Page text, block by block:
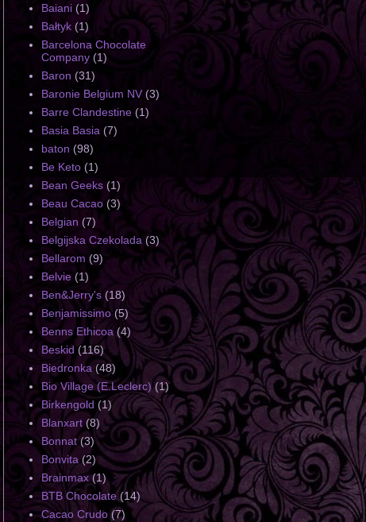
Baiani (1)
Bałtyk (1)
Barcelona Chocolate
Company (1)
Baron (31)
Baronie Belgium NV (3)
Barre Clandestine (1)
Basia Basia (7)
baton (98)
Be Keto (1)
Bean Geeks (1)
Beau Cacao (3)
Belgian (7)
Belgijska Czekolada (3)
Bellarom (9)
Belvie (1)
Ben&Jerry's (18)
Benjamissimo (5)
Benns Ethicoa (4)
Beskid (116)
Biedronka (48)
Bio Village (E.Leclerc) (1)
Birkengold (1)
Blanxart (8)
Bonnat (3)
Bonvita (2)
Brainmax (1)
BTB Chocolate (14)
Cacao Crudo (7)